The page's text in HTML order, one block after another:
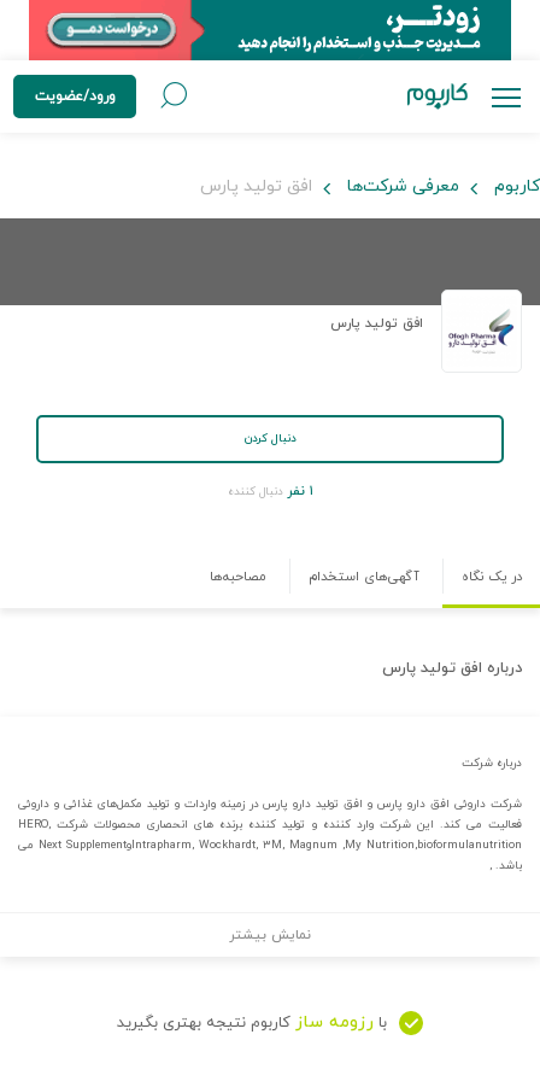
ورود/عضویت
کاربوم معرفی شرکت‌ها افق تولید پارس
افق تولید پارس
دنبال کردن
۱ نفر دنبال کننده
در یک نگاه آگهی‌های استخدام مصاحبه‌ها
درباره افق تولید پارس
درباره شرکت
شرکت داروئی افق دارو پارس و افق تولید دارو پارس در زمینه واردات و تولید مکمل‌های غذائی و داروئی
فعالیت می کند. این شرکت وارد کننده و تولید کننده برنده های انحصاری محصولات شرکت HERO,
Intrapharm, Wockhardt, ۳M, Magnum ,My Nutrition,bioformulanutritionوNext Supplement می
باشد. ,
نمایش بیشتر
با رزومه ساز کاربوم نتیجه بهتری بگیرید